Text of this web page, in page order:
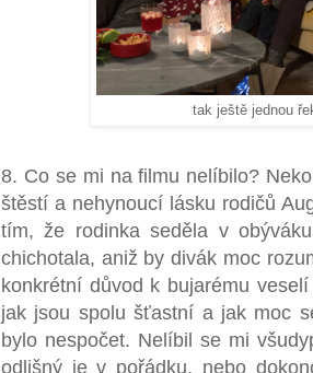
tak ještě jednou
8. Co se mi na filmu nelíbilo?
štěstí a nehynoucí lásku rodičů
tím, že rodinka seděla v
chichotala, aniž by divák moc
konkrétní důvod k bujarému
jak jsou spolu šťastní a jak moc
bylo nespočet. Nelíbil se mi
odlišný je v pořádku, nebo